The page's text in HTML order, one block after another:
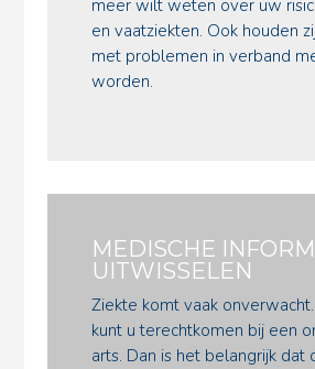
meer wilt weten over uw
en vaatziekten. Ook houden
met problemen in verband
worden.
MEDISCHE
UITWISSELEN
Ziekte komt vaak
kunt u terechtkomen bij een
arts. Dan is het belangrijk dat